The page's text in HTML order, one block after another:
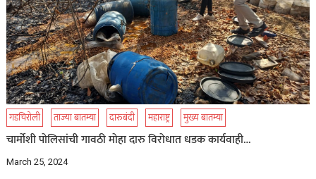
गडचिरोली ताज्या बातम्या दारुबंदी महाराष्ट्र मुख्य बातम्या
चार्मोशी पोलिसांची गावठी मोहा दारु विरोधात धडक कार्यवाही…
March 25, 2024